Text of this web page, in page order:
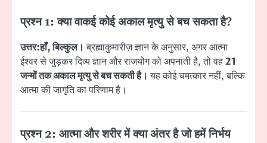
प्रश्न 1: क्या वाकई कोई अकाल मृत्यु से बच सकता है?
उत्तर:हाँ, बिल्कुल। ब्रह्माकुमारीज़ ज्ञान के अनुसार, अगर आत्मा
ईश्वर से जुड़कर दिव्य ज्ञान और राजयोग को अपनाती है, तो वह21
जन्मों तक अकाल मृत्यु से बच सकती है। यह कोई चमत्कार नहीं, बल्कि
आत्मा की जागृति का परिणाम है।
प्रश्न 2: आत्मा और शरीर में क्या अंतर है जो हमें निर्भय